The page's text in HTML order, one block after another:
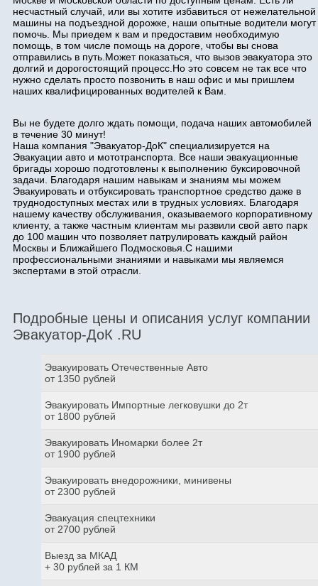
несчастный случай, или вы хотите избавиться от нежелательной
машины на подъездной дорожке, наши опытные водители могут
помочь. Мы приедем к вам и предоставим необходимую
помощь, в том числе помощь на дороге, чтобы вы снова
отправились в путь.Может показаться, что вызов эвакуатора это
долгий и дорогостоящий процесс.Но это совсем не так все что
нужно сделать просто позвонить в наш офис и мы пришлем
наших квалифицированных водителей к Вам.
Вы не будете долго ждать помощи, подача наших автомобилей
в течение 30 минут!
Наша компания "Эвакуатор-ДоК" специализируется на
Эвакуации авто и мототранспорта. Все наши эвакуационные
бригады хорошо подготовлены к выполнению буксировочной
задачи. Благодаря нашим навыкам и знаниям мы можем
Эвакуировать и отбуксировать транспортное средство даже в
труднодоступных местах или в трудных условиях. Благодаря
нашему качеству обслуживания, оказываемого корпоративному
клиенту, а также частным клиентам мы развили свой авто парк
до 100 машин что позволяет патрулировать каждый район
Москвы и Ближайшего Подмосковья.С нашими
профессиональными знаниями и навыками мы являемся
экспертами в этой отрасли.
Подробные цены и описания услуг компании
Эвакуатор-ДоК .RU
Эвакуировать Отечественные Авто
от 1350 рублей
Эвакуировать Импортные легковушки до 2т
от 1800 рублей
Эвакуировать Иномарки более 2т
от 1900 рублей
Эвакуировать внедорожники, минивены
от 2300 рублей
Эвакуация спецтехники
от 2700 рублей
Выезд за МКАД
+ 30 рублей за 1 КМ